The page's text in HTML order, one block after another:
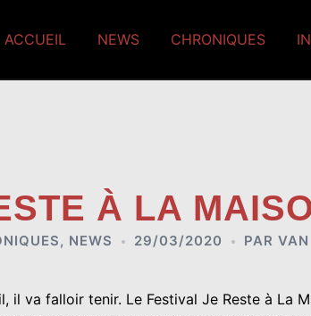
ACCUEIL NEWS CHRONIQUES
À LA
, NEWS 29/03/2020 PAR
il va falloir tenir. Le Festival Je Reste à